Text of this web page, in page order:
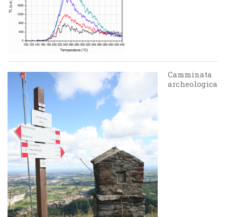
Camminata
archeologica